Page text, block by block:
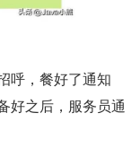
呼，餐好了通知
好之后，服务员通